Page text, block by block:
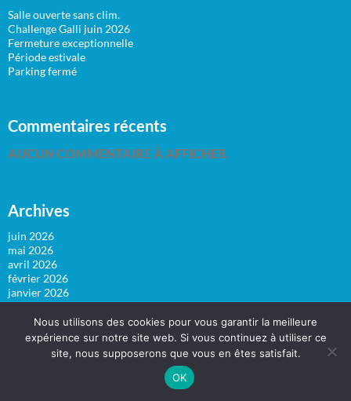
Salle ouverte sans clim.
Challenge Galli juin 2026
Fermeture exceptionnelle
Période estivale
Parking fermé
Commentaires récents
AUCUN COMMENTAIRE À AFFICHER.
Archives
juin 2026
mai 2026
avril 2026
février 2026
janvier 2026
décembre 2025
novembre 2025
octobre 2025
septembre 2025
Nous utilisons des cookies pour vous garantir la meilleure
expérience sur notre site web. Si vous continuez à utiliser ce
site, nous supposerons que vous en êtes satisfait.
OK